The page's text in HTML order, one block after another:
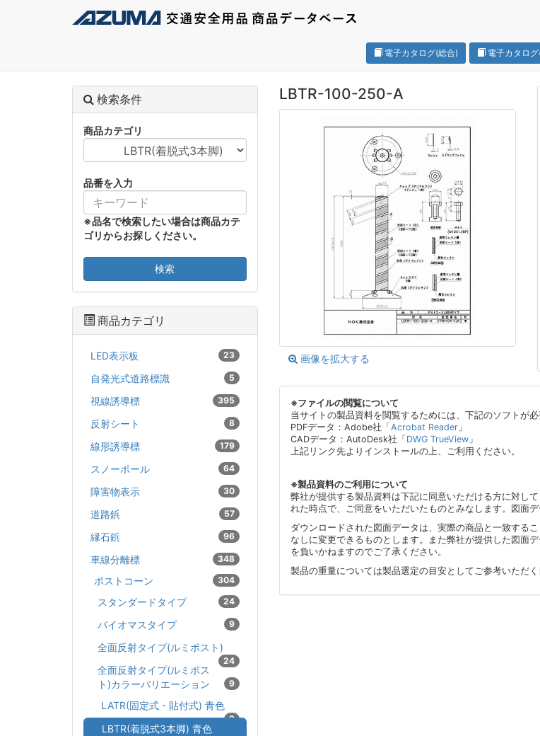
電子カタログ(総合) 電子カタロ
LBTR-100-250-A
画像を拡大する
※ファイルの閲覧について
当サイトの製品資料を閲覧するためには、下記のソフトが必
PDFデータ：Adobe社「 Acrobat Reader」
CADデータ：AutoDesk社「 DWG TrueView」
上記リンク先よりインストールの上、ご利用ください。
※製品資料のご利用について
弊社が提供する製品資料は下記に同意いただける方に対し
れた時点で、ご同意をいただいたものとみなします。図面
ダウンロードされた図面データは、実際の商品と一致する
なしに変更できるものとします。また弊社が提供した図面
を負いかねますのでご了承ください。
製品の重量については製品選定の目安としてご参考いただ
検索条件
商品カテゴリ
品番を入力
※品名で検索したい場合は商品カテ
ゴリからお探しください。
検索
商品カテゴリ
LED表示板 23
自発光式道路標識 5
視線誘導標 395
反射シート 8
線形誘導標 179
スノーポール 64
障害物表示 30
道路鋲 57
縁石鋲 96
車線分離標 348
ポストコーン 304
スタンダードタイプ 24
バイオマスタイプ 9
全面反射タイプ(ルミポスト)
24
全面反射タイプ(ルミポス
ト)カラーバリエーション
9
LATR(固定式・貼付式) 青色
3
LBTR(着脱式3本脚) 青色